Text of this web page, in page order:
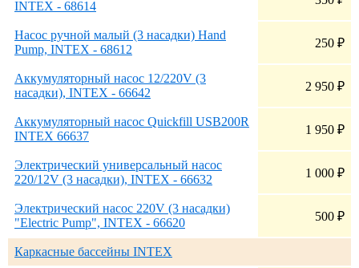
INTEX - 68614
Насос ручной малый (3 насадки) Hand
Pump, INTEX - 68612
250 ₽
Аккумуляторный насос 12/220V (3
насадки), INTEX - 66642
2 950 ₽
Аккумуляторный насос Quickfill USB200R
INTEX 66637
1 950 ₽
Электрический универсальный насос
220/12V (3 насадки), INTEX - 66632
1 000 ₽
Электрический насос 220V (3 насадки)
"Electric Pump", INTEX - 66620
500 ₽
Каркасные бассейны INTEX